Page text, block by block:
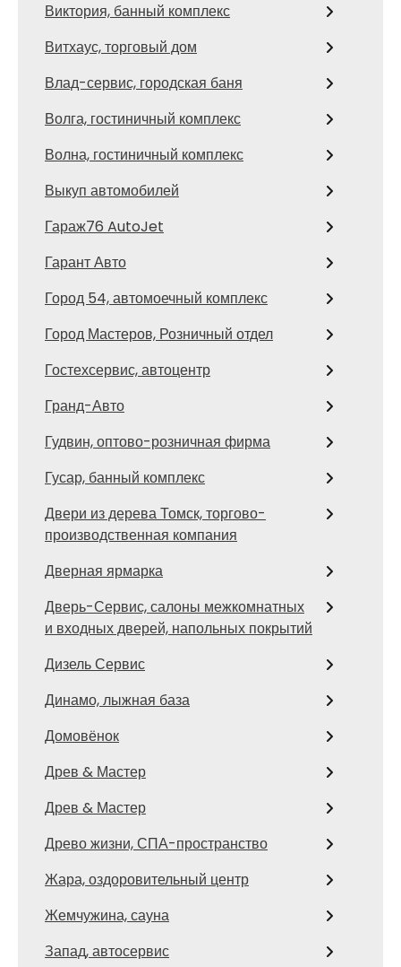
Виктория, банный комплекс
Витхаус, торговый дом
Влад-сервис, городская баня
Волга, гостиничный комплекс
Волна, гостиничный комплекс
Выкуп автомобилей
Гараж76 AutoJet
Гарант Авто
Город 54, автомоечный комплекс
Город Мастеров, Розничный отдел
Гостехсервис, автоцентр
Гранд-Авто
Гудвин, оптово-розничная фирма
Гусар, банный комплекс
Двери из дерева Томск, торгово-
производственная компания
Дверная ярмарка
Дверь-Сервис, салоны межкомнатных
и входных дверей, напольных покрытий
Дизель Сервис
Динамо, лыжная база
Домовёнок
Древ & Мастер
Древ & Мастер
Древо жизни, СПА-пространство
Жара, оздоровительный центр
Жемчужина, сауна
Запад, автосервис